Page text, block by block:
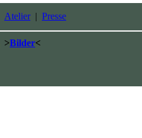
Atelier| Presse
>Bilder<